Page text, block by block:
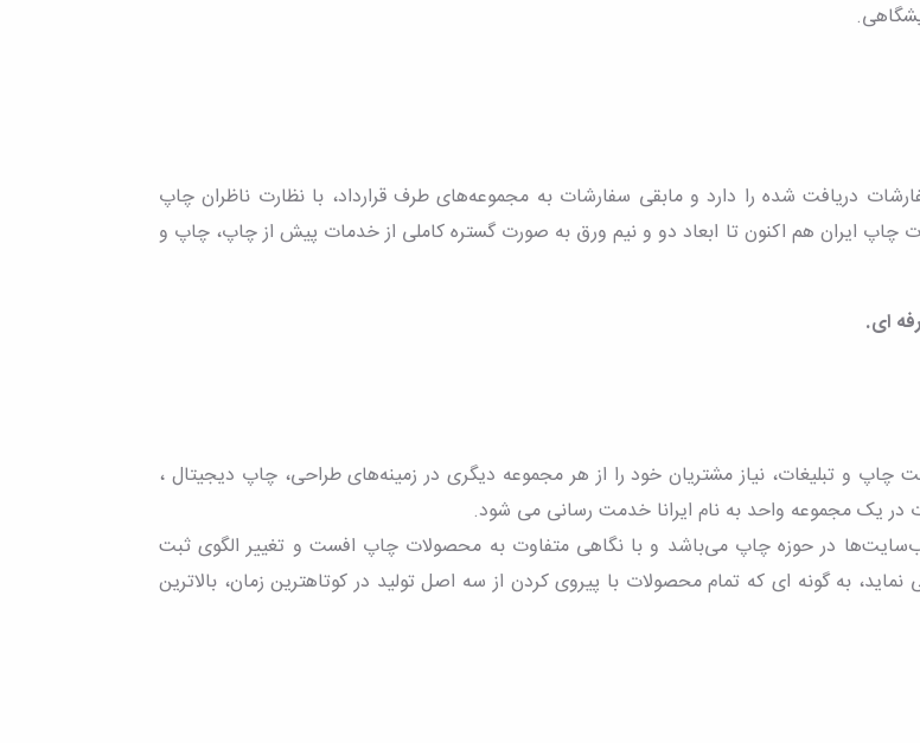
دریافت شده را دارد و مابقی سفارشات به مجموعه‌های طرف قرارداد، با نظارت ناظران چاپ
چاپ ایران هم اکنون تا ابعاد دو و نیم ورق به صورت گستره کاملی از خدمات پیش از چاپ، چاپ و
.
و تبلیغات، نیاز مشتریان خود را از هر مجموعه دیگری در زمینه‌های طراحی، چاپ دیجیتال ،
یک مجموعه واحد به نام ایرانا خدمت رسانی می شود.
در حوزه چاپ می‌باشد و با نگاهی متفاوت به محصولات چاپ افست و تغییر الگوی ثبت
به گونه ای که تمام محصولات با پیروی کردن از سه اصل تولید در کوتاهترین زمان، بالاترین